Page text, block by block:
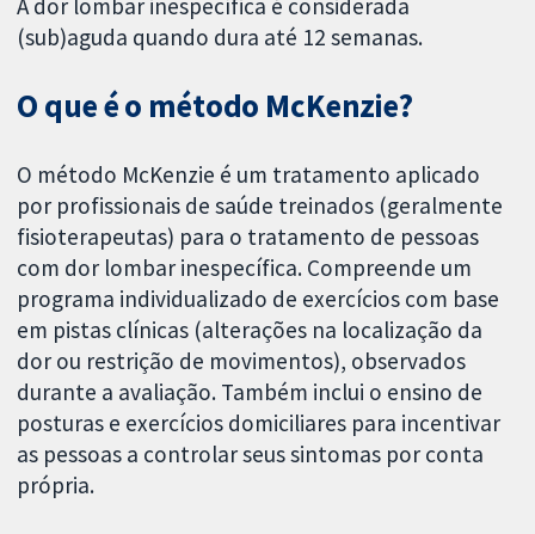
(sub)aguda quando dura até 12 semanas.
O que é o método McKenzie?
O método McKenzie é um tratamento aplicado
por profissionais de saúde treinados (geralmente
fisioterapeutas) para o tratamento de pessoas
com dor lombar inespecífica. Compreende um
programa individualizado de exercícios com base
em pistas clínicas (alterações na localização da
dor ou restrição de movimentos), observados
durante a avaliação. Também inclui o ensino de
posturas e exercícios domiciliares para incentivar
as pessoas a controlar seus sintomas por conta
própria.